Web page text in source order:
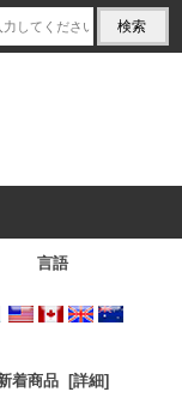
言語
着商品 [詳細]